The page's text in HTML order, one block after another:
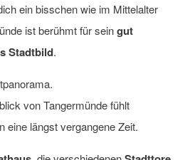
ein bisschen wie im Mittelalter
ist berühmt für seingut
Stadtbild.
von Tangermünde fühlt
eine längst vergangene Zeit.